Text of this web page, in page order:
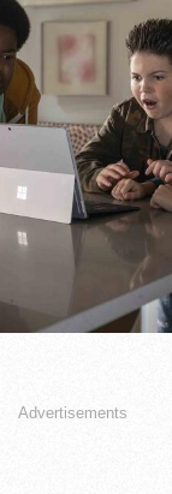
Advertisements